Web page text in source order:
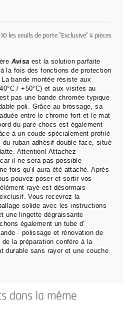
les seuils de porte "Exclusive" 4 pièces
Avisa est la solution parfaite
la fois des fonctions de protection
La bande montée résiste aux
/ +50°C) et aux visites au
pas une bande chromée typique
poli. Grâce au brossage, sa
entre le chrome fort et le mat
du pare-chocs est également
à un coude spécialement profilé
du ruban adhésif double face, situé
Attention!Attachez
il ne sera pas possible
fois qu'il aura été attaché.Après
pouvez poser et sortir vos
rayé est désormais
exclusif.Vous recevrez la
solide avec les instructions
une lingette dégraissante
également un tube d'
- polissage et rénovation de
la préparation confère à la
durable sans rayer et une couche
dans la même